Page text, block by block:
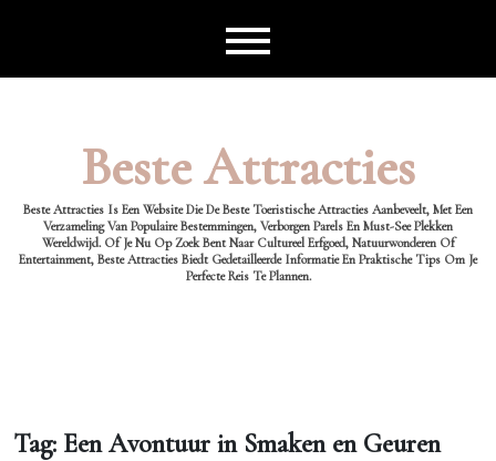
Beste Attracties
Beste Attracties Is Een Website Die De Beste Toeristische Attracties Aanbeveelt, Met Een
Verzameling Van Populaire Bestemmingen, Verborgen Parels En Must-See Plekken
Wereldwijd. Of Je Nu Op Zoek Bent Naar Cultureel Erfgoed, Natuurwonderen Of
Entertainment, Beste Attracties Biedt Gedetailleerde Informatie En Praktische Tips Om Je
Perfecte Reis Te Plannen.
Tag: Een Avontuur in Smaken en Geuren